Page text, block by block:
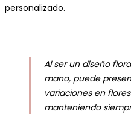
personalizado.
Al ser un diseño
mano, puede
variaciones en
manteniendo